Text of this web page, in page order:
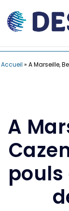
Accueil » A Marseille,
A